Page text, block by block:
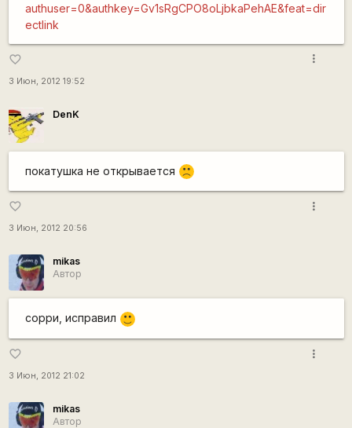
authuser=0&authkey=Gv1sRgCPO8oLjbkaPehAE&feat=dir
ectlink
favorite_border
3 Июн, 2012 19:52
more_vert
DenK
покатушка не открывается :(
favorite_border
3 Июн, 2012 20:56
more_vert
mikas
Автор
сорри, исправил :)
favorite_border
3 Июн, 2012 21:02
more_vert
mikas
Автор